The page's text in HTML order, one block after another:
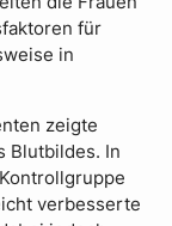
für
in
zeigte
Blutbildes. In
verbesserte